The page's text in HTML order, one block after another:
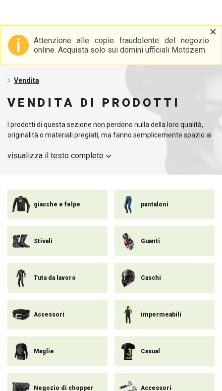
Attenzione alle copie fraudolente del negozio
online. Acquista solo sui domini ufficiali Motozem.
Vendita
VENDITA DI PRODOTTI
I prodotti di questa sezione non perdono nulla della loro qualità,
originalità o materiali pregiati, ma fanno semplicemente spazio ai
visualizza il testo completo
giacche e felpe pantaloni
Stivali Guanti
Tuta da lavoro Caschi
Accessori impermeabili
Maglie Casual
Negozio di chopper Accessori